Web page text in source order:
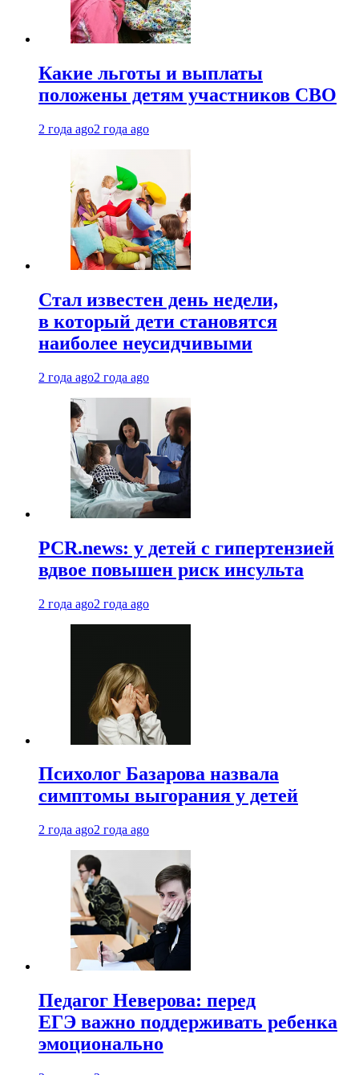
Какие льготы и выплаты
положены детям участников СВО
2 года ago2 года ago
Стал известен день недели,
в который дети становятся
наиболее неусидчивыми
2 года ago2 года ago
PCR.news: у детей с гипертензией
вдвое повышен риск инсульта
2 года ago2 года ago
Психолог Базарова назвала
симптомы выгорания у детей
2 года ago2 года ago
Педагог Неверова: перед
ЕГЭ важно поддерживать ребенка
эмоционально